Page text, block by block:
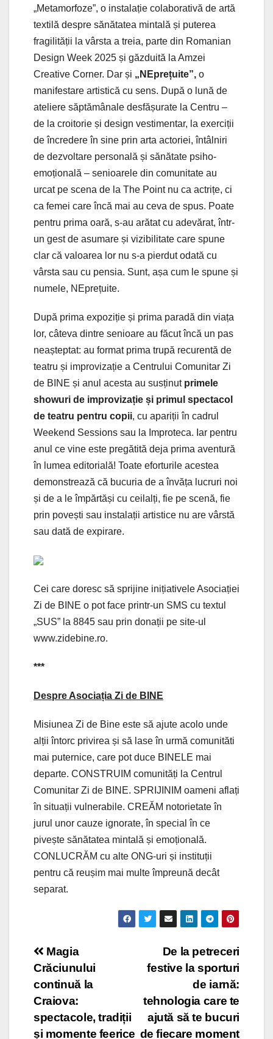
„Metamorfoze”, o instalație colaborativă de artă
textilă despre sănătatea mintală și puterea
fragilității la vârsta a treia, parte din Romanian
Design Week 2025 și găzduită la Amzei
Creative Corner. Dar și „NEprețuite”, o
manifestare artistică cu sens. După o lună de
ateliere săptămânale desfășurate la Centru –
de la croitorie și design vestimentar, la exerciții
de încredere în sine prin arta actoriei, întâlniri
de dezvoltare personală și sănătate psiho-
emoțională – senioarele din comunitate au
urcat pe scena de la The Point nu ca actrițe, ci
ca femei care încă mai au ceva de spus. Poate
pentru prima oară, s-au arătat cu adevărat, într-
un gest de asumare și vizibilitate care spune
clar că valoarea lor nu s-a pierdut odată cu
vârsta sau cu pensia. Sunt, așa cum le spune și
numele, NEprețuite.
După prima expoziție și prima paradă din viața
lor, câteva dintre senioare au făcut încă un pas
neașteptat: au format prima trupă recurentă de
teatru și improvizație a Centrului Comunitar Zi
de BINE și anul acesta au susținut primele
showuri de improvizație și primul spectacol
de teatru pentru copii, cu apariții în cadrul
Weekend Sessions sau la Improteca. Iar pentru
anul ce vine este pregătită deja prima aventură
în lumea editorială! Toate eforturile acestea
demonstrează că bucuria de a învăța lucruri noi
și de a le împărtăși cu ceilalți, fie pe scenă, fie
prin povești sau instalații artistice nu are vârstă
sau dată de expirare.
Cei care doresc să sprijine inițiativele Asociației
Zi de BINE o pot face printr-un SMS cu textul
„SUS” la 8845 sau prin donații pe site-ul
www.zidebine.ro.
***
Despre Asociația Zi de BINE
Misiunea Zi de Bine este să ajute acolo unde
alții întorc privirea și să lase în urmă comunităti
mai puternice, care pot duce BINELE mai
departe. CONSTRUIM comunități la Centrul
Comunitar Zi de BINE. SPRIJINIM oameni aflați
în situații vulnerabile. CREĂM notorietate în
jurul unor cauze ignorate, în special în ce
pivește sănătatea mintală și emoțională.
CONLUCRĂM cu alte ONG-uri și instituții
pentru că reușim mai multe împreună decât
separat.
Post
navigation
De la petreceri
festive la sporturi
de iarnă:
tehnologia care te
ajută să te bucuri
de fiecare moment
Magia
Crăciunului
continuă la
Craiova:
spectacole, tradiții
și momente feerice